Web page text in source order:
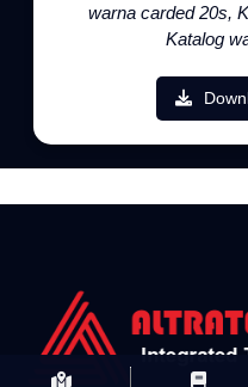
warna carded 20s,
Katalog